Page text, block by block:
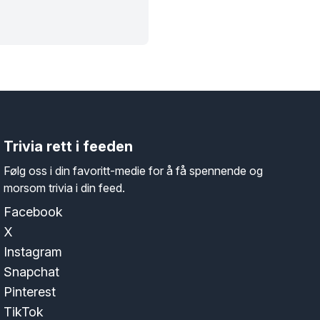
Trivia rett i feeden
Følg oss i din favoritt-medie for å få spennende og
morsom trivia i din feed.
Facebook
X
Instagram
Snapchat
Pinterest
TikTok